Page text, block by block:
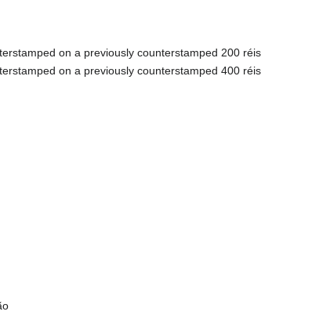
on a previously counterstamped 200 réis
on a previously counterstamped 400 réis